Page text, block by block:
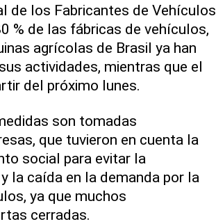
de los Fabricantes de Vehículos
% de las fábricas de vehículos,
agrícolas de Brasil ya han
actividades, mientras que el
del próximo lunes.
son tomadas
que tuvieron en cuenta la
social para evitar la
la caída en la demanda por la
ya que muchos
cerradas.